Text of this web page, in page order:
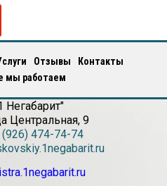
Отзывы
Контакты
мы работаем
Центральная, 9
(926) 474-74-74